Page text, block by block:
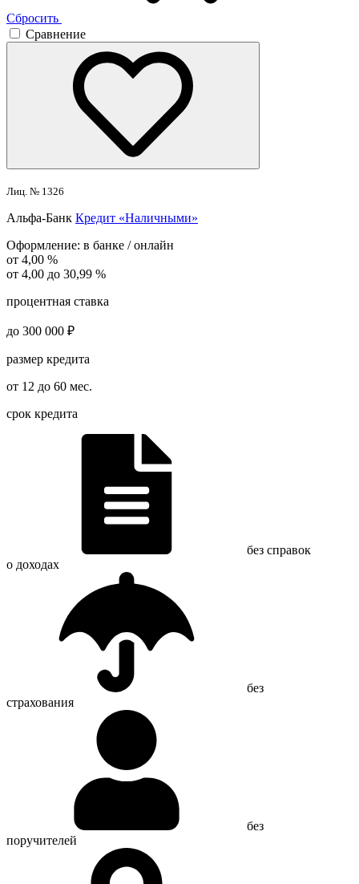
Сбросить
Сравнение
Лиц. № 1326
Альфа-Банк Кредит «Наличными»
Оформление: в банке / онлайн
от 4,00 %
от 4,00 до 30,99 %
процентная ставка
до 300 000 ₽
размер кредита
от 12 до 60 мес.
срок кредита
без справок
о доходах
без
страхования
без
поручителей